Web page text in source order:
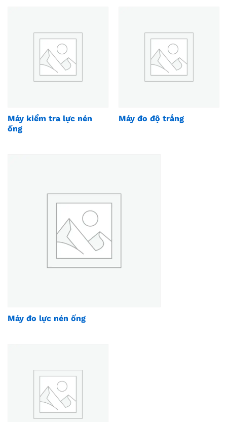
Máy kiểm tra lực nén
ống
Máy đo độ trắng
Máy đo lực nén ống